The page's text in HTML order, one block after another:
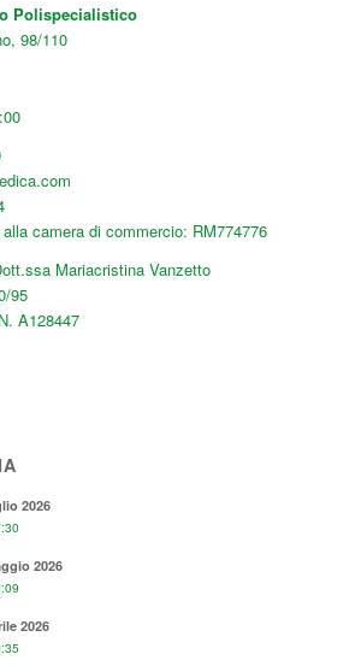
Polispecialistico
98/110
camera di commercio: RM774776
Mariacristina Vanzetto
95
A128447
2026
2026
2026